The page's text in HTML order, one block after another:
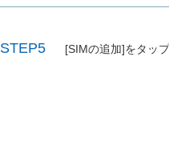
STEP5 [SIMの追加]をタップ